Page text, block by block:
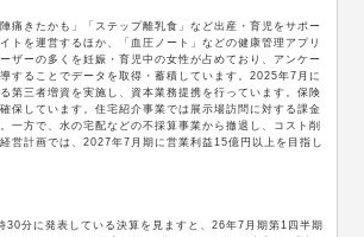
痛きたかも」「ステップ離乳食」など出産・育児をサポー
トを運営するほか、「血圧ノート」などの健康管理アプリ
ザーの多くを妊娠・育児中の女性が占めており、アンケー
することでデータを取得・蓄積しています。2025年7月に
第三者増資を実施し、資本業務提携を行っています。保険
保しています。住宅紹介事業では展示場訪問に対する課金
一方で、水の宅配などの不採算事業から撤退し、コスト削
営計画では、2027年7月期に営業利益15億円以上を目指し
30分に発表している決算を見ますと、26年7月期第1四半期